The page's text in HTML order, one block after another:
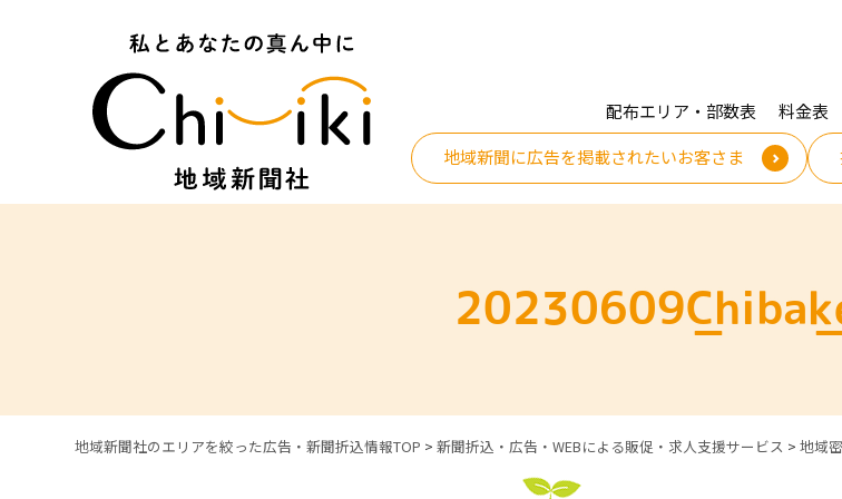
配布エリア・部数表 料金表
地域新聞に広告を掲載されたいお客さま
地域新聞社のエリアを絞った広告・新聞折込情報TOP >新聞折込・広告・WEBによる販促・求人支援サービス >地域